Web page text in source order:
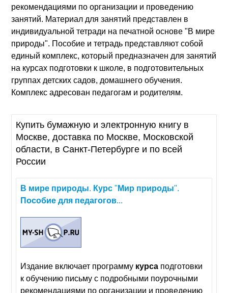
рекомендациями по организации и проведению
занятий. Материал для занятий представлен в
индивидуальной тетради на печатной основе "В мире
природы". Пособие и тетрадь представляют собой
единый комплекс, который предназначен для занятий
на курсах подготовки к школе, в подготовительных
группах детских садов, домашнего обучения.
Комплекс адресован педагогам и родителям.
Купить бумажную и электронную книгу в
Москве, доставка по Москве, Московской
области, в Санкт-Петербурге и по всей
России
В мире природы. Курс " Мир природы".
Пособие для педагогов...
Издание включает программу курса подготовки
к обучению письму с подробными поурочными
рекомендациями по организации и проведению